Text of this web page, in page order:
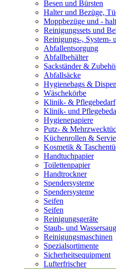
Besen und Bürsten
Halter und Bezüge,
Moppbezüge und -
Reinigungssets und
Reinigungs-, System-
Abfallentsorgung
Abfallbehälter
Sackständer &
Abfallsäcke
Hygienebags &
Wäschekörbe
Klinik- & Pflegebedarf
Klinik- und
Hygienepapiere
Putz- &
Küchenrollen &
Kosmetik &
Handtuchpapier
Toilettenpapier
Handtrockner
Spendersysteme
Spendersysteme
Seifen
Seifen
Reinigungsgeräte
Staub- und
Reinigungsmaschinen
Spezialsortimente
Sicherheitsequipment
Lufterfrischer